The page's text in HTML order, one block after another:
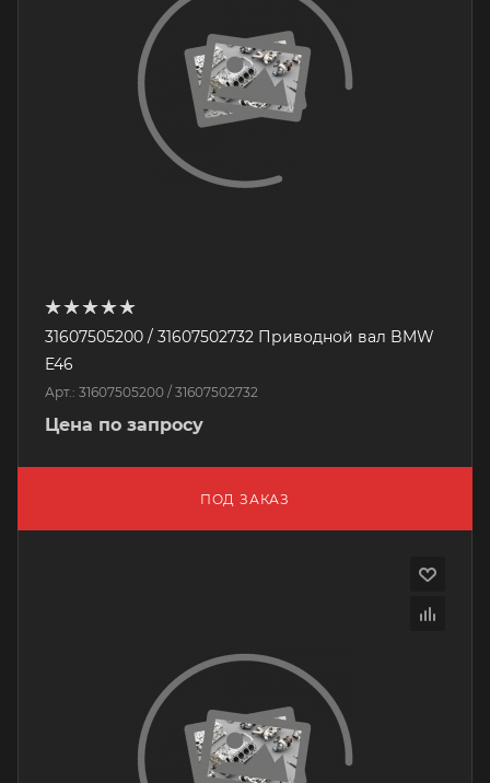
31607505200 / 31607502732 Приводной вал BMW
E46
Арт.: 31607505200 / 31607502732
Цена по запросу
ПОД ЗАКАЗ